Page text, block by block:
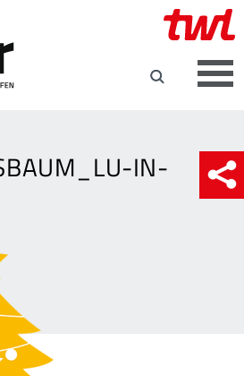
IN-